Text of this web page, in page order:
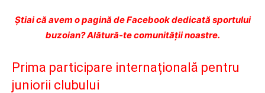
Ştiai că avem o pagină de Facebook dedicată sportului
buzoian? Alătură-te comunității noastre.
Prima participare internațională pentru
juniorii clubului